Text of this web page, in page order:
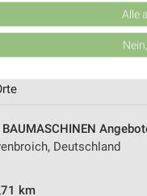
BAUMASCHINEN
Deutschland
km
zur Auswahl von
Werbung
Auswahl personalisierter
Alle